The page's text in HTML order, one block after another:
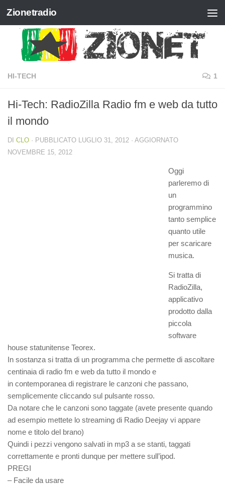
Salta al contenuto
Zionetradio
HI-TECH 1
Hi-Tech: RadioZilla Radio fm e web da tutto
il mondo
DI CLO · PUBBLICATO LUGLIO 31, 2012 · AGGIORNATO
NOVEMBRE 15, 2012
Oggi
parleremo di
un
programmino
tanto semplice
quanto utile
per scaricare
musica.
Si tratta di
RadioZilla,
applicativo
prodotto dalla
piccola
software
house statunitense Teorex.
In sostanza si tratta di un programma che permette di ascoltare
centinaia di radio fm e web da tutto il mondo e
in contemporanea di registrare le canzoni che passano,
semplicemente cliccando sul pulsante rosso.
Da notare che le canzoni sono taggate (avete presente quando
ad esempio mettete lo streaming di Radio Deejay vi appare
nome e titolo del brano)
Quindi i pezzi vengono salvati in mp3 a se stanti, taggati
correttamente e pronti dunque per mettere sull’ipod.
PREGI
– Facile da usare